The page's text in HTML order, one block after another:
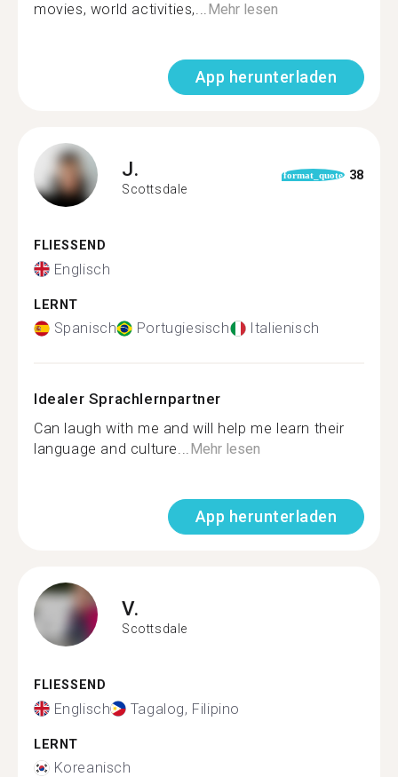
movies, world activities,...Mehr lesen
App herunterladen
J.
Scottsdale
format_quote 38
FLIESSEND
Englisch
LERNT
Spanisch Portugiesisch Italienisch
Idealer Sprachlernpartner
Can laugh with me and will help me learn their
language and culture...Mehr lesen
App herunterladen
V.
Scottsdale
FLIESSEND
Englisch Tagalog, Filipino
LERNT
Koreanisch